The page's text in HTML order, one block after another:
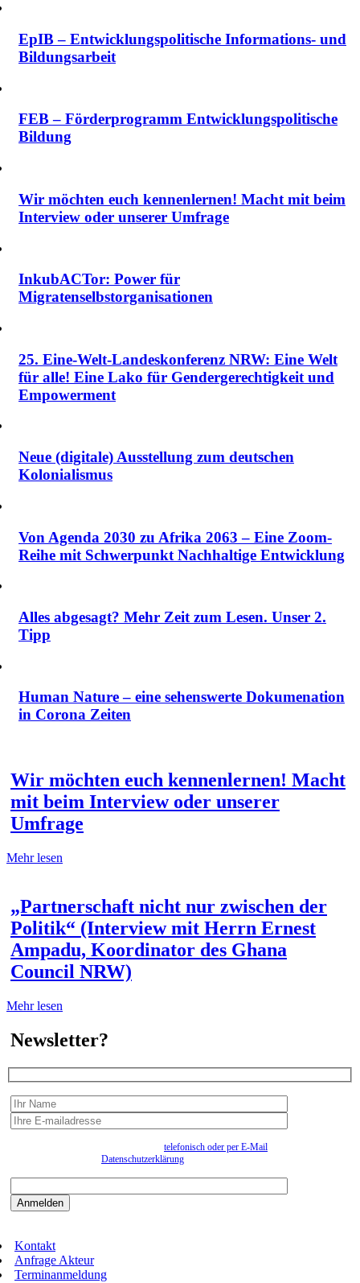
EpIB – Entwicklungspolitische Informations- und
Bildungsarbeit
FEB – Förderprogramm Entwicklungspolitische
Bildung
Wir möchten euch kennenlernen! Macht mit beim
Interview oder unserer Umfrage
InkubACTor: Power für
Migratenselbstorganisationen
25. Eine-Welt-Landeskonferenz NRW: Eine Welt
für alle! Eine Lako für Gendergerechtigkeit und
Empowerment
Neue (digitale) Ausstellung zum deutschen
Kolonialismus
Von Agenda 2030 zu Afrika 2063 – Eine Zoom-
Reihe mit Schwerpunkt Nachhaltige Entwicklung
Alles abgesagt? Mehr Zeit zum Lesen. Unser 2.
Tipp
Human Nature – eine sehenswerte Dokumenation
in Corona Zeiten
Wir möchten euch kennenlernen! Macht
mit beim Interview oder unserer
Umfrage
Mehr lesen
„Partnerschaft nicht nur zwischen der
Politik“ (Interview mit Herrn Ernest
Ampadu, Koordinator des Ghana
Council NRW)
Mehr lesen
Newsletter?
telefonisch oder per E-Mail
Datenschutzerklärung
Kontakt
Anfrage Akteur
Terminanmeldung